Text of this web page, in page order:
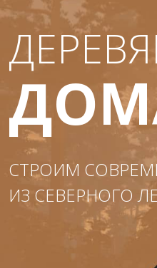
СТРОИМ
ИЗ СЕВЕРНОГО